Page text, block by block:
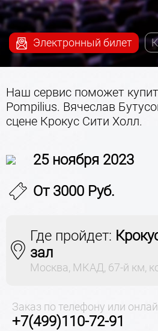
Электронный билет
Наш сервис поможет
Pompilius. Вячеслав
сцене Крокус Сити Холл.
25 ноября 2023
От 3000 Руб.
Где пройдет:
зал
Москва, МКАД, 67-й км,
Заказ по телефону или
+7(499)110-72-91